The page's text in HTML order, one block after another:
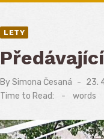
LETY
BySimona Česaná
on
23.
Time to Read:
- words